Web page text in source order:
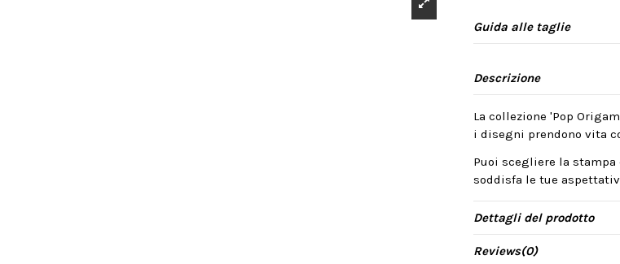
Guida alle taglie
Descrizione
La collezione 'Pop
i disegni prendono vita
Puoi scegliere la
soddisfa le tue
Dettagli del prodotto
Reviews(0)